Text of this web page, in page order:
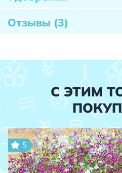
Отзывы (3)
С ЭТИМ
5